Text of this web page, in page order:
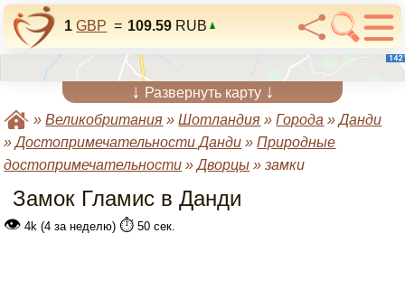
1 GBP = 109.59 RUB
↓ Развернуть карту ↓
»Великобритания »Шотландия »Города »Данди
»Достопримечательности Данди »Природные
достопримечательности »Дворцы »замки
Замок Гламис в Данди
👁 4k (4 за неделю) ⏱️ 50 сек.